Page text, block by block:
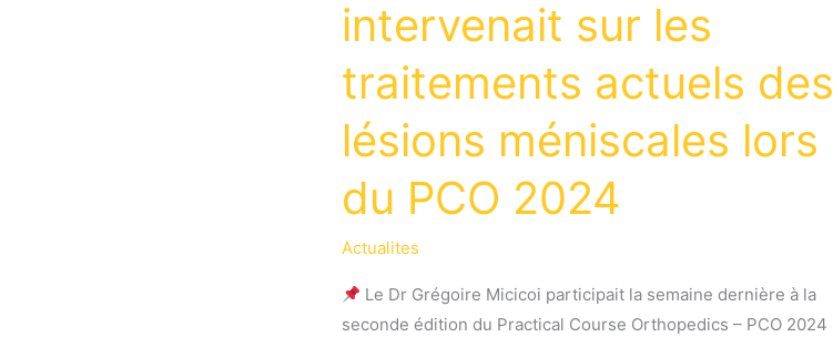
intervenait sur les
traitements actuels des
lésions méniscales lors
du PCO 2024
Actualites
Le Dr Grégoire Micicoi participait la semaine dernière à la
seconde édition du Practical Course Orthopedics – PCO 2024